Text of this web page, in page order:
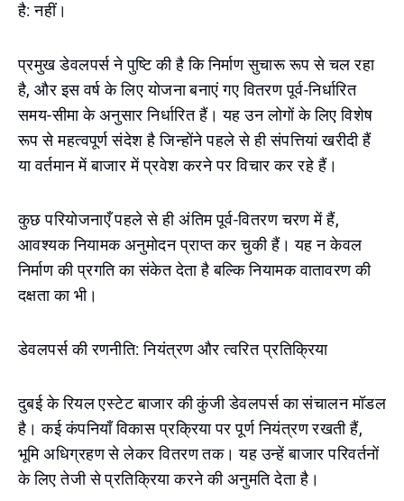
है: नहीं।
प्रमुख डेवलपर्स ने पुष्टि की है कि निर्माण सुचारू रूप से चल रहा
है, और इस वर्ष के लिए योजना बनाएं गए वितरण पूर्व-निर्धारित
समय-सीमा के अनुसार निर्धारित हैं। यह उन लोगों के लिए विशेष
रूप से महत्वपूर्ण संदेश है जिन्होंने पहले से ही संपत्तियां खरीदी हैं
या वर्तमान में बाजार में प्रवेश करने पर विचार कर रहे हैं।
कुछ परियोजनाएँ पहले से ही अंतिम पूर्व-वितरण चरण में हैं,
आवश्यक नियामक अनुमोदन प्राप्त कर चुकी हैं। यह न केवल
निर्माण की प्रगति का संकेत देता है बल्कि नियामक वातावरण की
दक्षता का भी।
डेवलपर्स की रणनीति: नियंत्रण और त्वरित प्रतिक्रिया
दुबई के रियल एस्टेट बाजार की कुंजी डेवलपर्स का संचालन मॉडल
है। कई कंपनियाँ विकास प्रक्रिया पर पूर्ण नियंत्रण रखती हैं,
भूमि अधिग्रहण से लेकर वितरण तक। यह उन्हें बाजार परिवर्तनों
के लिए तेजी से प्रतिक्रिया करने की अनुमति देता है।